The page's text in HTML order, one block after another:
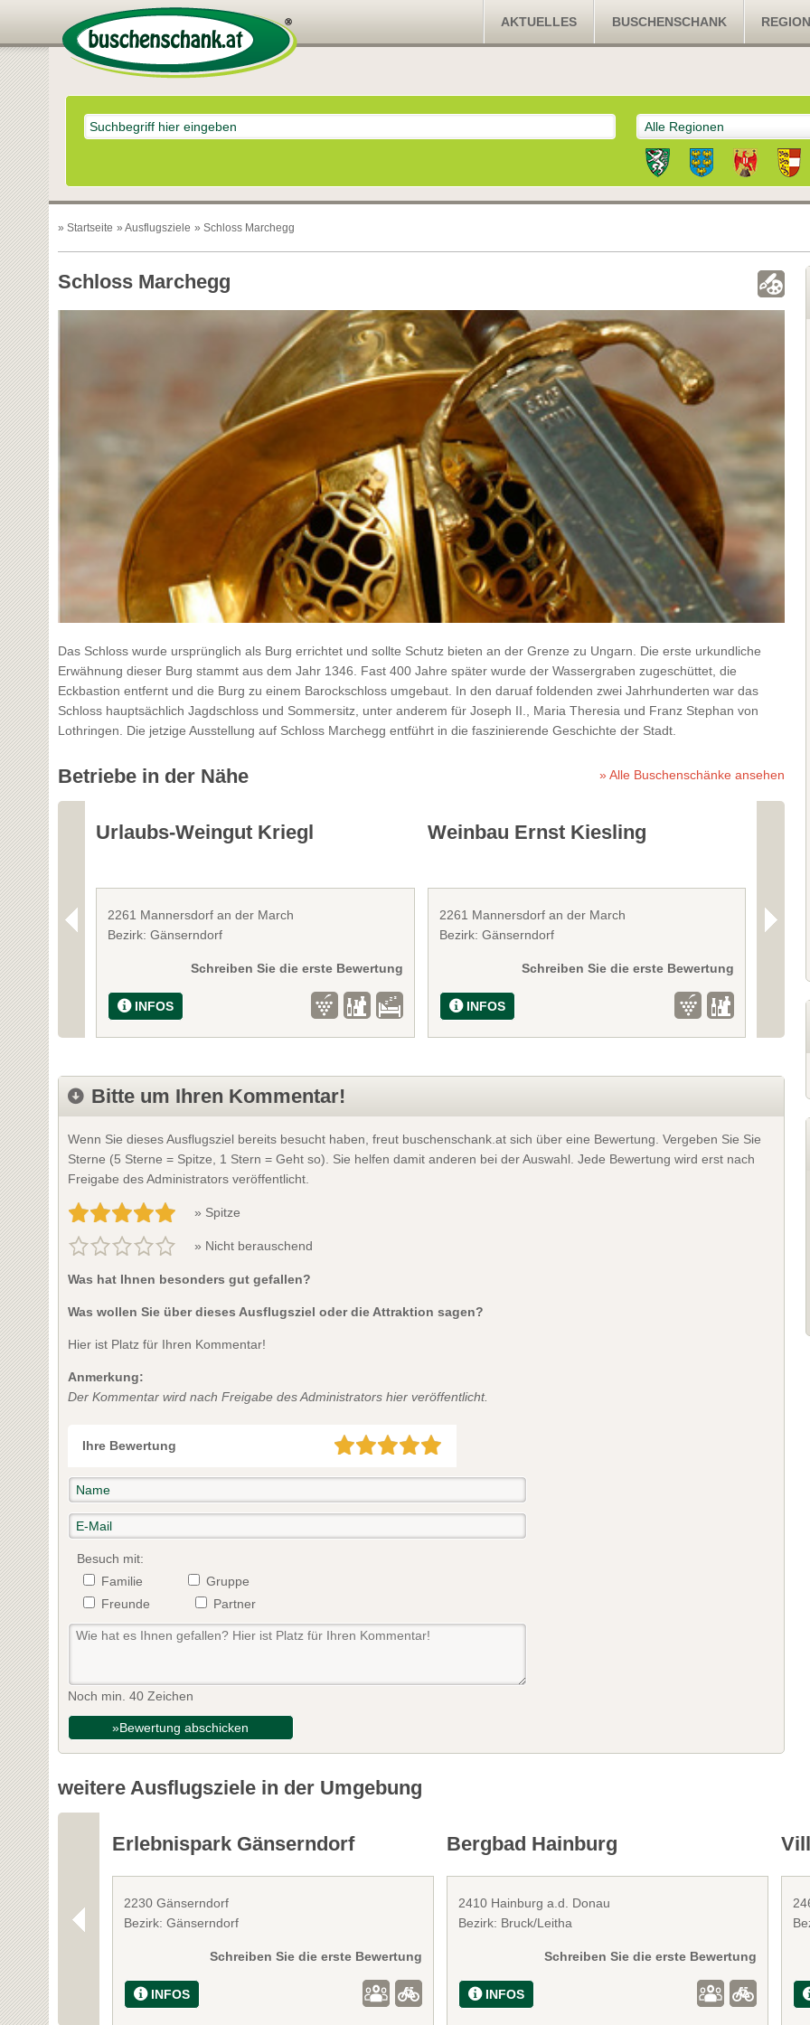
AKTUELLES BUSCHENSCHANK
Alle Regionen
» Startseite » Ausflugsziele » Schloss Marchegg
Schloss Marchegg
Das Schloss wurde ursprünglich als Burg errichtet und sollte Schutz bieten an der Grenze zu Ungarn. Die erste urkundliche
Erwähnung dieser Burg stammt aus dem Jahr 1346. Fast 400 Jahre später wurde der Wassergraben zugeschüttet, die
Eckbastion entfernt und die Burg zu einem Barockschloss umgebaut. In den daruaf foldenden zwei Jahrhunderten war das
Schloss hauptsächlich Jagdschloss und Sommersitz, unter anderem für Joseph II., Maria Theresia und Franz Stephan von
Lothringen. Die jetzige Ausstellung auf Schloss Marchegg entführt in die faszinierende Geschichte der Stadt.
Betriebe in der Nähe » Alle Buschenschänke ansehen
Urlaubs-Weingut Kriegl
2261 Mannersdorf an der March
Bezirk: Gänserndorf
Schreiben Sie die erste Bewertung
INFOS
Weinbau Ernst Kiesling
2261 Mannersdorf an der March
Bezirk: Gänserndorf
Schreiben Sie die erste Bewertung
INFOS
2261
Bitte um Ihren Kommentar!
Wenn Sie dieses Ausflugsziel bereits besucht haben, freut buschenschank.at sich über eine Bewertung. Vergeben Sie Sie
Sterne (5 Sterne = Spitze, 1 Stern = Geht so). Sie helfen damit anderen bei der Auswahl. Jede Bewertung wird erst nach
Freigabe des Administrators veröffentlicht.
» Spitze
» Nicht berauschend
Was hat Ihnen besonders gut gefallen?
Was wollen Sie über dieses Ausflugsziel oder die Attraktion sagen?
Hier ist Platz für Ihren Kommentar!
Anmerkung:
Der Kommentar wird nach Freigabe des Administrators hier veröffentlicht.
Ihre Bewertung
Besuch mit:
Familie
Gruppe
Freunde
Partner
Noch min. 40 Zeichen
»Bewertung abschicken
weitere Ausflugsziele in der Umgebung
Erlebnispark Gänserndorf
2230 Gänserndorf
Bezirk: Gänserndorf
Schreiben Sie die erste Bewertung
INFOS
Bergbad Hainburg
2410 Hainburg a.d. Donau
Bezirk: Bruck/Leitha
Schreiben Sie die erste Bewertung
INFOS